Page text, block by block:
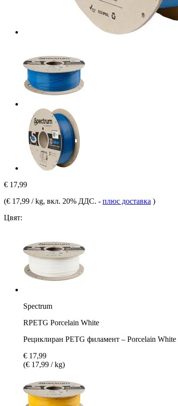
€ 17,99
(€ 17,99 / kg, вкл. 20% ДДС. - плюс доставка )
Цвят:
Spectrum
RPETG Porcelain White
Рециклиран PETG филамент – Porcelain White
€ 17,99
(€ 17,99 / kg)